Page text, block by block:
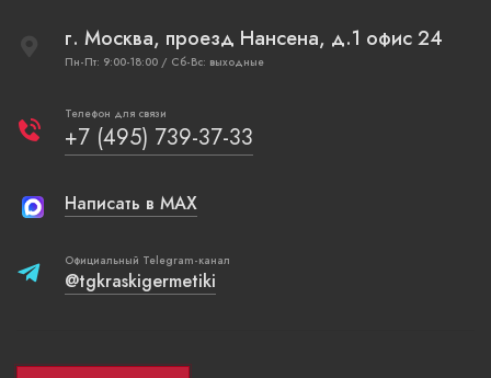
г. Москва, проезд Нансена, д.1 офис 24
Пн-Пт: 9:00-18:00 / Сб-Вс: выходные
Телефон для связи
+7 (495) 739-37-33
Написать в MAX
Официальный Telegram-канал
@tgkraskigermetiki